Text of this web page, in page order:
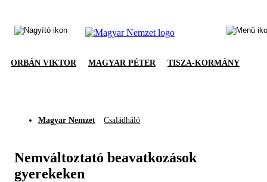
ORBÁN VIKTOR MAGYAR PÉTER TISZA-KORMÁNY
Magyar Nemzet Családháló
Nemváltoztató beavatkozások
gyerekeken